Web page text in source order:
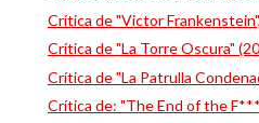
Crítica de "Victor
Crítica de "La Torre Oscura"
Crítica de "La Patrulla
Crítica de: "The End of the